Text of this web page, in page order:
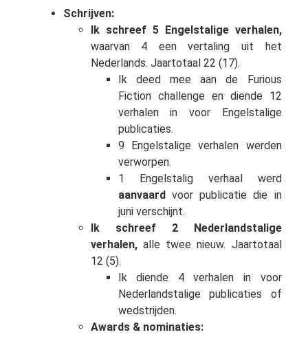
Schrijven:
Ik schreef 5 Engelstalige verhalen,
waarvan 4 een vertaling uit het
Nederlands. Jaartotaal 22 (17).
Ik deed mee aan de Furious
Fiction challenge en diende 12
verhalen in voor Engelstalige
publicaties.
9 Engelstalige verhalen werden
verworpen.
1 Engelstalig verhaal werd
aanvaardvoor publicatie die in
juni verschijnt.
Ik schreef 2 Nederlandstalige
verhalen, alle twee nieuw. Jaartotaal
12 (5).
Ik diende 4 verhalen in voor
Nederlandstalige publicaties of
wedstrijden.
Awards & nominaties: